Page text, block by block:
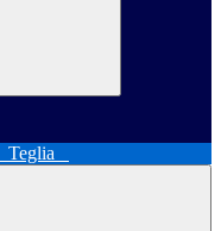
Teglia